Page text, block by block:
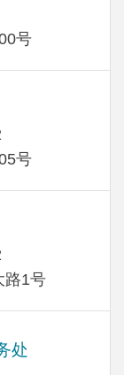
号
号
路1号
处